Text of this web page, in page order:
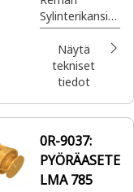
Sylinterikansi
(ei pyörteitä)
Näytä
tekniset
tiedot
0R-9037:
PYÖRÄASETE
LMA 785